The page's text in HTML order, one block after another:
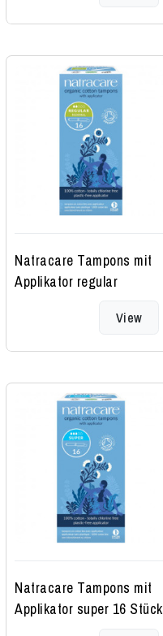
Natracare Tampons mit
Applikator regular
View
Natracare Tampons mit
Applikator super 16 Stück